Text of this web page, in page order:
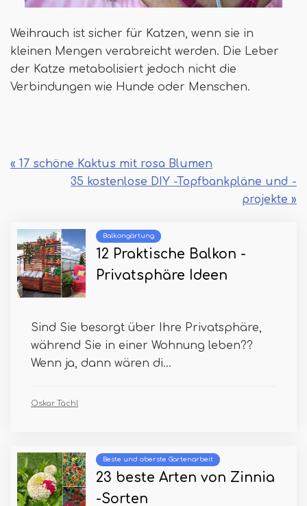
Weihrauch ist sicher für Katzen, wenn sie in
kleinen Mengen verabreicht werden. Die Leber
der Katze metabolisiert jedoch nicht die
Verbindungen wie Hunde oder Menschen.
« 17 schöne Kaktus mit rosa Blumen
35 kostenlose DIY -Topfbankpläne und -
projekte »
Balkongärtung
12 Praktische Balkon -
Privatsphäre Ideen
Sind Sie besorgt über Ihre Privatsphäre,
während Sie in einer Wohnung leben??
Wenn ja, dann wären di...
Oskar Tächl
Beste und oberste Gartenarbeit
23 beste Arten von Zinnia
-Sorten